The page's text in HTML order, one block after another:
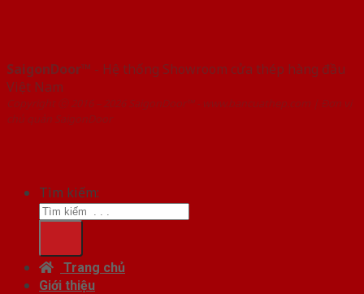
SaigonDoor™ - Hệ thống Showroom cửa thép hàng đầu
Việt Nam
Copyright ⓒ 2016 – 2026 SaigonDoor™ - www.bancuathep.com | Đơn vị
chủ quản SaigonDoor
Tìm kiếm:
Trang chủ
Giới thiệu